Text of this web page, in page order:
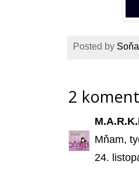
Posted by
2
Mňam,
24.